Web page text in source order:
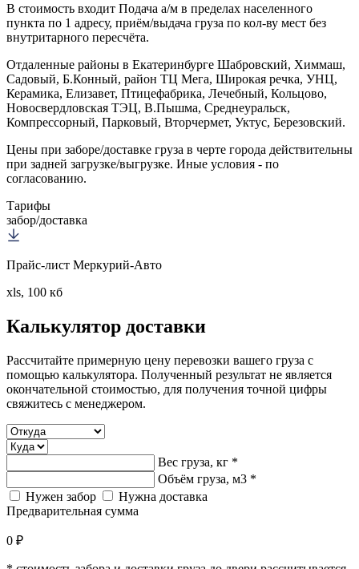
В стоимость входит Подача а/м в пределах населенного
пункта по 1 адресу, приём/выдача груза по кол-ву мест без
внутритарного пересчёта.
Отдаленные районы в Екатеринбурге Шабровский, Химмаш,
Садовый, Б.Конный, район ТЦ Мега, Широкая речка, УНЦ,
Керамика, Елизавет, Птицефабрика, Лечебный, Кольцово,
Новосвердловская ТЭЦ, В.Пышма, Среднеуральск,
Компрессорный, Парковый, Вторчермет, Уктус, Березовский.
Цены при заборе/доставке груза в черте города действительны
при задней загрузке/выгрузке. Иные условия - по
согласованию.
Тарифы
забор/доставка
Прайс-лист Меркурий-Авто
xls, 100 кб
Калькулятор доставки
Рассчитайте примерную цену перевозки вашего груза с
помощью калькулятора. Полученный результат не является
окончательной стоимостью, для получения точной цифры
свяжитесь с менеджером.
Вес груза, кг *
Объём груза, м3 *
Нужен забор
Нужна доставка
Предварительная сумма
0 ₽